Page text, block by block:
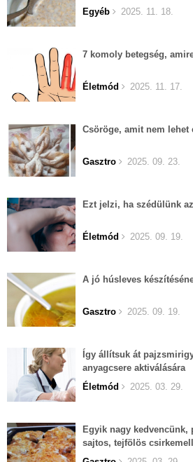
Egyéb
2025. 11. 18.
7 komoly betegség,
Életmód 2025. 11. 17.
Csöröge, amit nem lehet
Gasztro 2025. 09. 23.
Ezt jelzi, ha szédülünk
Életmód 2025. 09. 19.
A jó húsleves
Gasztro 2025. 09. 19.
Így állítsuk át
anyagcsere aktiválására
Életmód
2025. 03. 29.
Egyik nagy
sajtos, tejfölös csirkemell